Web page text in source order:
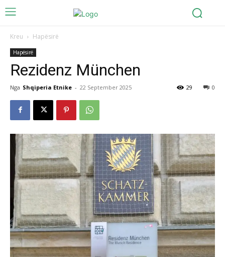
Kreu Hapësirë
Hapësirë
Rezidenz München
Nga Shqiperia Etnike - 22 September 2025 0
29